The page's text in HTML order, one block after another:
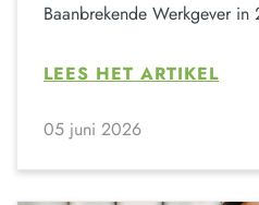
Baanbrekende Werkgever
LEES HET ARTIKEL
05 juni 2026